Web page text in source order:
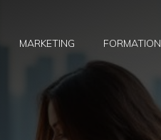
MARKETING FORMATION